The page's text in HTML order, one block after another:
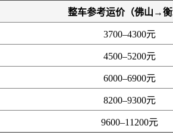
整车参考运价（佛山→衡
3700–4300元
4500–5200元
6000–6900元
8200–9300元
9600–11200元